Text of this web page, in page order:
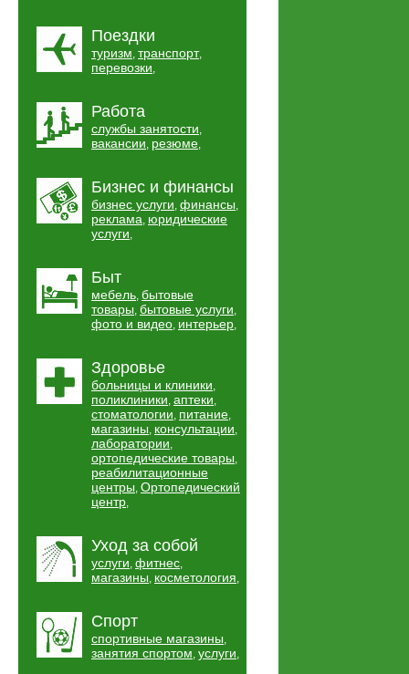
Поездки
туризм, транспорт,
перевозки,
Работа
службы занятости,
вакансии, резюме,
Бизнес и финансы
бизнес услуги, финансы,
реклама, юридические
услуги,
Быт
мебель, бытовые
товары, бытовые услуги,
фото и видео, интерьер,
Здоровье
больницы и клиники,
поликлиники, аптеки,
стоматологии, питание,
магазины, консультации,
лаборатории,
ортопедические товары,
реабилитационные
центры, Ортопедический
центр,
Уход за собой
услуги, фитнес,
магазины, косметология,
Спорт
спортивные магазины,
занятия спортом, услуги,